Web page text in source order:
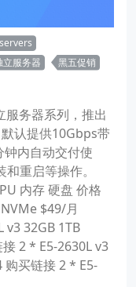
立服务器
黑五促销
务器系列，推出
认提供10Gbps带
内自动交付使
重启等操作。
内存 硬盘 价格
$49/月
v3 32GB 1TB
2 * E5-2630L v3
购买链接 2 * E5-